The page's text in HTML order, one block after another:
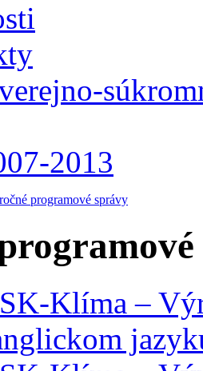
2013
programové správy
Klíma –